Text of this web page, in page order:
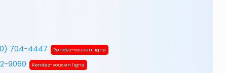
704-4447 Rendez-vous en ligne
9060 Rendez-vous en ligne